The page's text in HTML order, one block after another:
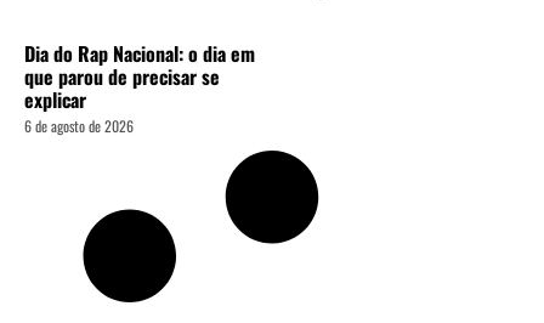
Dia do Rap Nacional: o dia em
que parou de precisar se
explicar
6 de agosto de 2026